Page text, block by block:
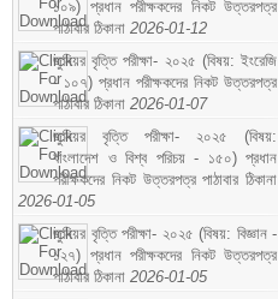
১০৯) প্রধান পরীক্ষকদের নিকট উত্তরপত্র
পাঠাবার ঠিকানা 2026-01-12
জুনিয়র বৃত্তি পরীক্ষা- ২০২৫ (বিষয়: ইংরেজি
- ১০৭) প্রধান পরীক্ষকদের নিকট উত্তরপত্র
পাঠাবার ঠিকানা 2026-01-07
জুনিয়র বৃত্তি পরীক্ষা- ২০২৫ (বিষয়:
বাংলাদেশ ও বিশ্ব পরিচয় - ১৫০) প্রধান
পরীক্ষকদের নিকট উত্তরপত্র পাঠাবার ঠিকানা
2026-01-05
জুনিয়র বৃত্তি পরীক্ষা- ২০২৫ (বিষয়: বিজ্ঞান -
১২৭) প্রধান পরীক্ষকদের নিকট উত্তরপত্র
পাঠাবার ঠিকানা 2026-01-05